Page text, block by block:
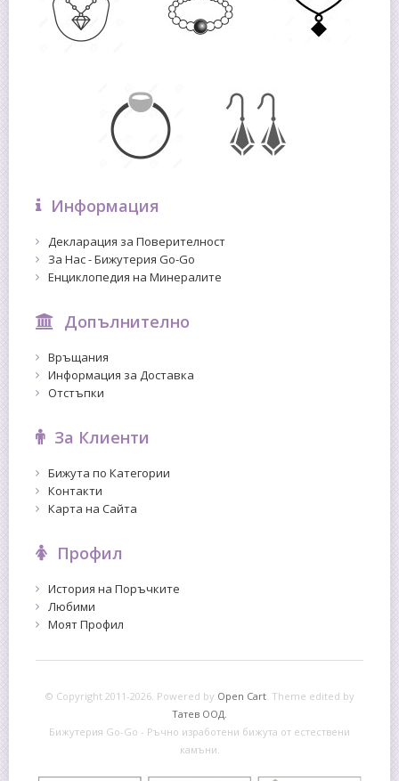
Информация
Декларация за Поверителност
За Нас - Бижутерия Go-Go
Енциклопедия на Минералите
Допълнително
Връщания
Информация за Доставка
Отстъпки
За Клиенти
Бижута по Категории
Контакти
Карта на Сайта
Профил
История на Поръчките
Любими
Моят Профил
© Copyright 2011-2026. Powered by Open Cart. Theme edited by
Татев ООД.
Бижутерия Go-Go - Ръчно изработени бижута от естествени
камъни.